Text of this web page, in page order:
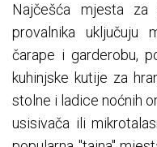
Najčešća mjesta za
provalnika uključuju
čarape i garderobu,
kuhinjske kutije za
stolne i ladice noćnih
usisivača ili